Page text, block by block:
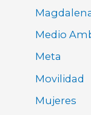
Medio
Meta
Movilidad
Mujeres